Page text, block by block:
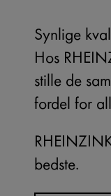
Synlige
Hos
stille de
fordel for
bedste.